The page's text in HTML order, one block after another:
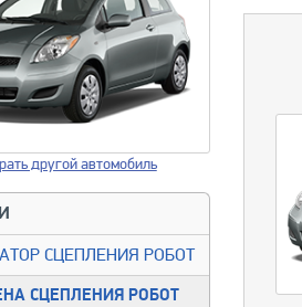
другой автомобиль
СЦЕПЛЕНИЯ РОБОТ
СЦЕПЛЕНИЯ РОБОТ